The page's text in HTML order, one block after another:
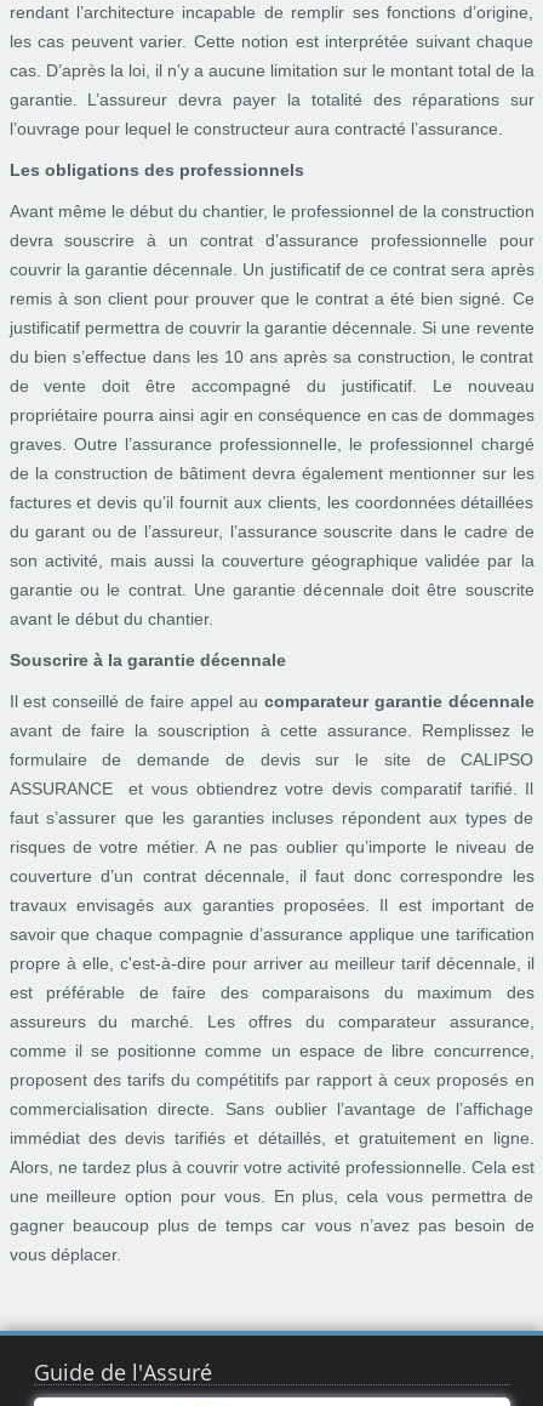
rendant l’architecture incapable de remplir ses fonctions d’origine,
les cas peuvent varier. Cette notion est interprétée suivant chaque
cas. D’après la loi, il n’y a aucune limitation sur le montant total de la
garantie. L’assureur devra payer la totalité des réparations sur
l’ouvrage pour lequel le constructeur aura contracté l’assurance.
Les obligations des professionnels
Avant même le début du chantier, le professionnel de la construction
devra souscrire à un contrat d’assurance professionnelle pour
couvrir la garantie décennale. Un justificatif de ce contrat sera après
remis à son client pour prouver que le contrat a été bien signé. Ce
justificatif permettra de couvrir la garantie décennale. Si une revente
du bien s’effectue dans les 10 ans après sa construction, le contrat
de vente doit être accompagné du justificatif. Le nouveau
propriétaire pourra ainsi agir en conséquence en cas de dommages
graves. Outre l’assurance professionnelle, le professionnel chargé
de la construction de bâtiment devra également mentionner sur les
factures et devis qu’il fournit aux clients, les coordonnées détaillées
du garant ou de l’assureur, l’assurance souscrite dans le cadre de
son activité, mais aussi la couverture géographique validée par la
garantie ou le contrat. Une garantie décennale doit être souscrite
avant le début du chantier.
Souscrire à la garantie décennale
Il est conseillé de faire appel au comparateur garantie décennale
avant de faire la souscription à cette assurance. Remplissez le
formulaire de demande de devis sur le site de CALIPSO
ASSURANCE et vous obtiendrez votre devis comparatif tarifié. Il
faut s’assurer que les garanties incluses répondent aux types de
risques de votre métier. A ne pas oublier qu’importe le niveau de
couverture d’un contrat décennale, il faut donc correspondre les
travaux envisagés aux garanties proposées. Il est important de
savoir que chaque compagnie d’assurance applique une tarification
propre à elle, c'est-à-dire pour arriver au meilleur tarif décennale, il
est préférable de faire des comparaisons du maximum des
assureurs du marché. Les offres du comparateur assurance,
comme il se positionne comme un espace de libre concurrence,
proposent des tarifs du compétitifs par rapport à ceux proposés en
commercialisation directe. Sans oublier l’avantage de l’affichage
immédiat des devis tarifiés et détaillés, et gratuitement en ligne.
Alors, ne tardez plus à couvrir votre activité professionnelle. Cela est
une meilleure option pour vous. En plus, cela vous permettra de
gagner beaucoup plus de temps car vous n’avez pas besoin de
vous déplacer.
Guide de l'Assuré